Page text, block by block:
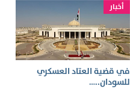
أخبار
في قضية العتاد العسكري
للسودان..…